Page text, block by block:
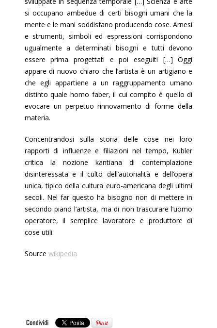
si occupano ambedue di certi bisogni umani che la
mente e le mani soddisfano producendo cose. Arnesi
e strumenti, simboli ed espressioni corrispondono
ugualmente a determinati bisogni e tutti devono
essere prima progettati e poi eseguiti […] Oggi
appare di nuovo chiaro che l’artista è un artigiano e
che egli appartiene a un raggruppamento umano
distinto quale homo faber, il cui compito è quello di
evocare un perpetuo rinnovamento di forme della
materia.
Concentrandosi sulla storia delle cose nei loro
rapporti di influenze e filiazioni nel tempo, Kubler
critica la nozione kantiana di contemplazione
disinteressata e il culto dell’autorialità e dell’opera
unica, tipico della cultura euro-americana degli ultimi
secoli. Nel far questo ha bisogno non di mettere in
secondo piano l’artista, ma di non trascurare l’uomo
operatore, il semplice lavoratore e produttore di
cose utili.
Source wikipedia